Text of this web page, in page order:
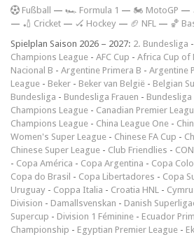
Fußball — 🏎️ Formula 1 — 🏍 MotoGP —
— 🏏 Cricket — 🏑 Hockey — 🏈 NFL — 🏀
Spielplan Saison 2026 – 2027: 2. Bundesliga -
Champions League - AFC Cup - Africa Cup of
Nacional B - Argentine Primera B - Argentine
League - Beker - Beker van België - Belgian
Bundesliga - Bundesliga Frauen -
Champions League - Canadian Premier
Champions League - China League One -
Women's Super League - Chinese FA Cup -
Chinese Super League - Club Friendlies -
- Copa América - Copa Argentina - Copa
Copa do Brasil - Copa Libertadores - Copa
Uruguay - Coppa Italia - Croatia HNL -
Division - Damallsvenskan - Danish
Supercup - Division 1 Féminine - Ecuador
Championship - Egyptian Premier League -